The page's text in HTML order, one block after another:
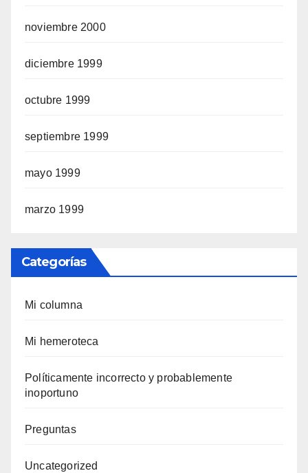
noviembre 2000
diciembre 1999
octubre 1999
septiembre 1999
mayo 1999
marzo 1999
Categorías
Mi columna
Mi hemeroteca
Polí­ticamente incorrecto y probablemente
inoportuno
Preguntas
Uncategorized